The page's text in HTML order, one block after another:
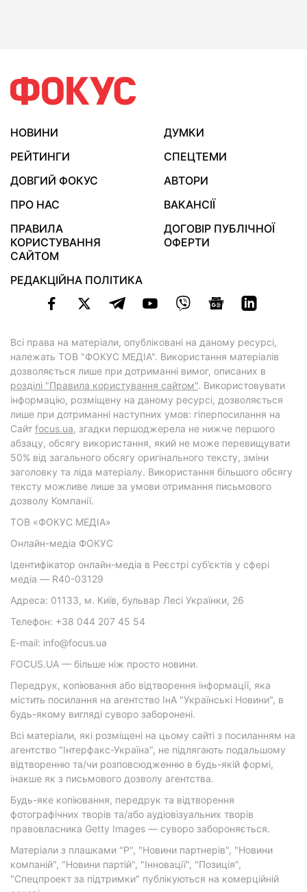
НОВИНИ
ДУМКИ
РЕЙТИНГИ
СПЕЦТЕМИ
ДОВГИЙ ФОКУС
АВТОРИ
ПРО НАС
ВАКАНСІЇ
ПРАВИЛА
КОРИСТУВАННЯ
САЙТОМ
ДОГОВІР ПУБЛІЧНОЇ
ОФЕРТИ
РЕДАКЦІЙНА ПОЛІТИКА
Всі права на матеріали, опубліковані на даному ресурсі,
належать ТОВ "ФОКУС МЕДІА". Використання матеріалів
дозволяється лише при дотриманні вимог, описаних в
розділі "Правила користування сайтом". Використовувати
інформацію, розміщену на даному ресурсі, дозволяється
лише при дотриманні наступних умов: гіперпосилання на
Cайт focus.ua, згадки першоджерела не нижче першого
абзацу, обсягу використання, який не може перевищувати
50% від загального обсягу оригінального тексту, зміни
заголовку та ліда матеріалу. Використання більшого обсягу
тексту можливе лише за умови отримання письмового
дозволу Компанії.
ТОВ «ФОКУС МЕДІА»
Онлайн-медіа ФОКУС
Ідентифікатор онлайн-медіа в Реєстрі суб’єктів у сфері
медіа — R40-03129
Адреса: 01133, м. Київ, бульвар Лесі Українки, 26
Телефон: +38 044 207 45 54
E-mail: info@focus.ua
FOCUS.UA — більше ніж просто новини.
Передрук, копіювання або відтворення інформації, яка
містить посилання на агентство ІнА "Українські Новини", в
будь-якому вигляді суворо заборонені.
Всі матеріали, які розміщені на цьому сайті з посиланням на
агентство "Інтерфакс-Україна", не підлягають подальшому
відтворенню та/чи розповсюдженню в будь-якій формі,
інакше як з письмового дозволу агентства.
Будь-яке копіювання, передрук та відтворення
фотографічних творів та/або аудіовізуальних творів
правовласника Getty Images — суворо забороняється.
Матеріали з плашками "Р", "Новини партнерів", "Новини
компаній", "Новини партій", "Інновації", "Позиція",
"Спецпроект за підтримки" публікуються на комерційній